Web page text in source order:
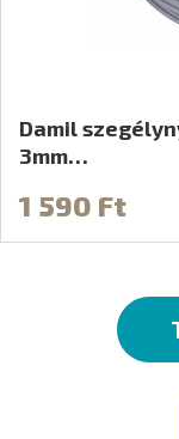
Damil
3mm…
1 590 Ft